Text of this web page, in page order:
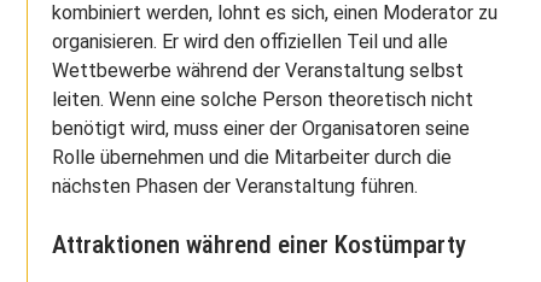
kombiniert werden, lohnt es sich, einen Moderator zu
organisieren. Er wird den offiziellen Teil und alle
Wettbewerbe während der Veranstaltung selbst
leiten. Wenn eine solche Person theoretisch nicht
benötigt wird, muss einer der Organisatoren seine
Rolle übernehmen und die Mitarbeiter durch die
nächsten Phasen der Veranstaltung führen.
Attraktionen während einer Kostümparty